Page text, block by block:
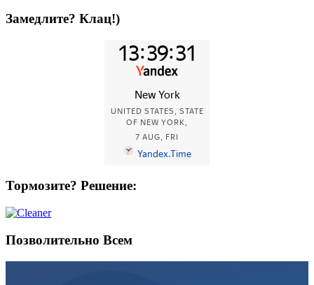
Замедлите? Клац!)
Тормозите? Решение:
Позволительно Всем